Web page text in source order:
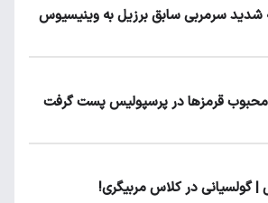
شدید سرمربی سابق برزیل به وینیسیوس
قرمزها در پرسپولیس پست گرفت
گولسیانی در کلاس مربیگری!